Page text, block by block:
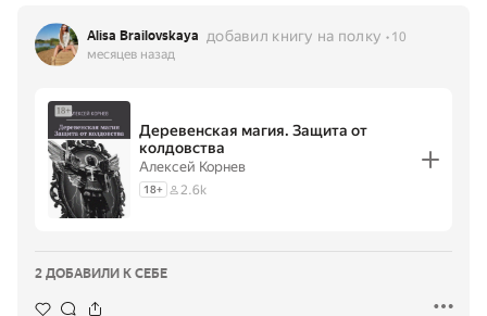
Alisa Brailovskaya добавил книгу на полку
10
месяцев назад
Деревенская магия. Защита от
колдовства
Алексей Корнев
18+ 2.6k
2 ДОБАВИЛИ К СЕБЕ